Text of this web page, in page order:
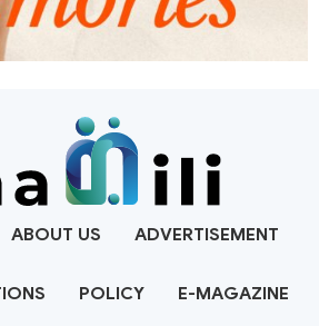
ABOUT US ADVERTISEMENT
POLICY E-MAGAZINE